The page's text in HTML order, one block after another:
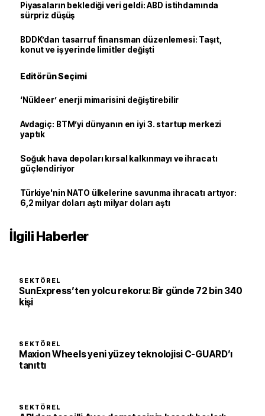
Piyasaların beklediği veri geldi: ABD istihdamında
sürpriz düşüş
BDDK’dan tasarruf finansman düzenlemesi: Taşıt,
konut ve iş yerinde limitler değişti
Editörün Seçimi
‘Nükleer’ enerji mimarisini değiştirebilir
Avdagiç: BTM’yi dünyanın en iyi 3. startup merkezi
yaptık
Soğuk hava depoları kırsal kalkınmayı ve ihracatı
güçlendiriyor
Türkiye'nin NATO ülkelerine savunma ihracatı artıyor:
6,2 milyar doları aştı milyar doları aştı
İlgili Haberler
SEKTÖREL
SunExpress’ten yolcu rekoru: Bir günde 72 bin 340
kişi
SEKTÖREL
Maxion Wheels yeni yüzey teknolojisi C-GUARD’ı
tanıttı
SEKTÖREL